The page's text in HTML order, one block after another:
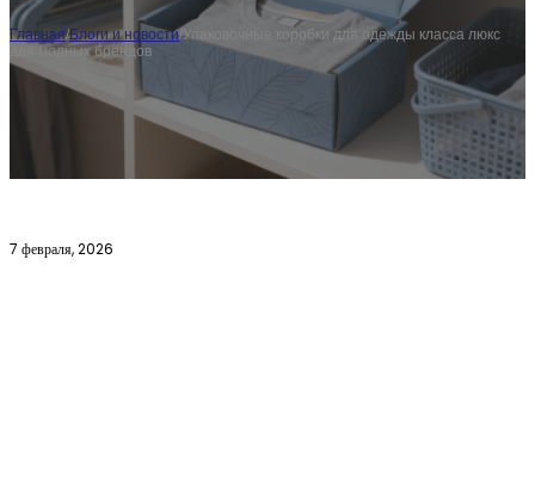
Главная/Блоги и новости/Упаковочные коробки для одежды класса люкс
для модных брендов
7 февраля, 2026